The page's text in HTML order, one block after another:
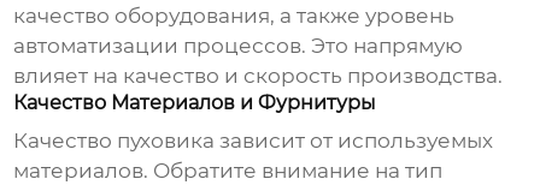
качество оборудования, а также уровень
автоматизации процессов. Это напрямую
влияет на качество и скорость производства.
Качество Материалов и Фурнитуры
Качество пуховика зависит от используемых
материалов. Обратите внимание на тип